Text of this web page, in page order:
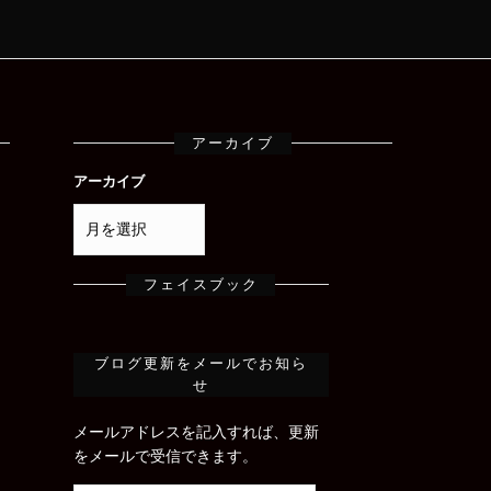
アーカイブ
アーカイブ
フェイスブック
ブログ更新をメールでお知ら
せ
メールアドレスを記入すれば、更新
をメールで受信できます。